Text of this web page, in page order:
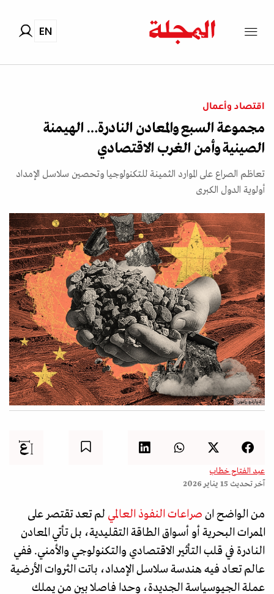
EN
اقتصاد وأعمال
مجموعة السبع والمعادن النادرة… الهيمنة
الصينية وأمن الغرب الاقتصادي
تعاظم الصراع على الموارد الثمينة للتكنولوجيا وتحصين سلاسل الإمداد
أولوية الدول الكبرى
إدواردو رامون
عبد الفتاح خطاب
آخر تحديث 15 يناير 2026
من الواضح ان صراعات النفوذ العالمي لم تعد تقتصر على
الممرات البحرية أو أسواق الطاقة التقليدية، بل تأتي المعادن
النادرة في قلب التأثير الاقتصادي والتكنولوجي والأمني. ففي
عالم تعاد فيه هندسة سلاسل الإمداد، باتت الثروات الأرضية
عملة الجيوسياسة الجديدة، وحدا فاصلا بين من يملك